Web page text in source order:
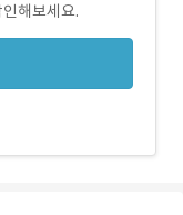
해보세요.